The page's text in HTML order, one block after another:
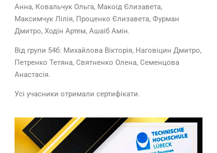
Анна, Ковальчук Ольга, Макоід Єлизавета,
Максимчук Лілія, Проценко Єлизавета, Фурман
Дмитро, Ходін Артем, Ашаіб Амін.
Від групи 54б: Михайлова Вікторія, Наговіцин Дмитро,
Петренко Тетяна, Святненко Олена, Семенцова
Анастасія.
Усі учасники отримали сертифікати.